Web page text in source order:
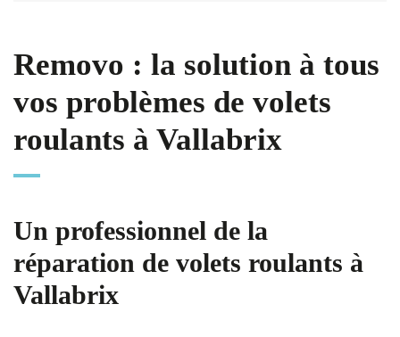
Removo : la solution à tous
vos problèmes de volets
roulants à Vallabrix
Un professionnel de la
réparation de volets roulants à
Vallabrix